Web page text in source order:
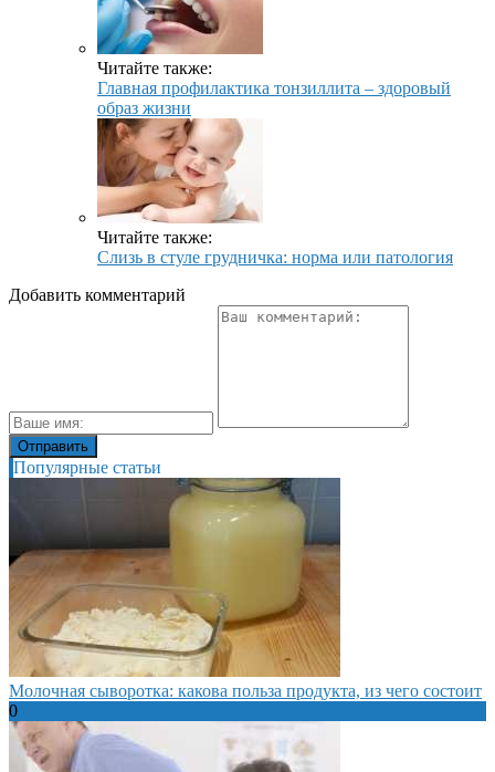
Читайте также:
Главная профилактика тонзиллита – здоровый
образ жизни
Читайте также:
Слизь в стуле грудничка: норма или патология
Добавить комментарий
Популярные статьи
Молочная сыворотка: какова польза продукта, из чего состоит
0